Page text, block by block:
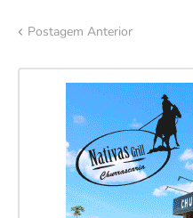
Postagem Anterior